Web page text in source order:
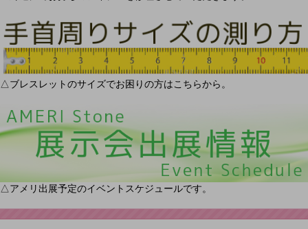
△ブレスレットのサイズでお困りの方はこちらから。
△アメリ出展予定のイベントスケジュールです。